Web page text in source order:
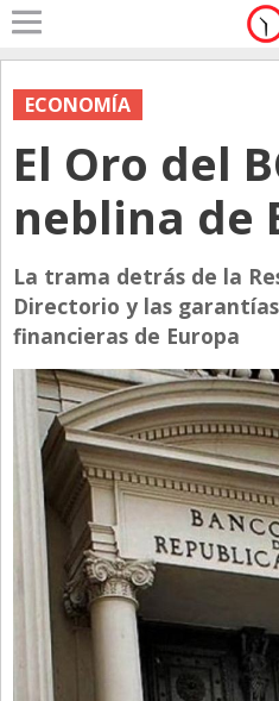
Home
A Motor
Alerta
Anticipo
Campo
Carrera & Emprendedores
Club House
Con Estilo
De Bolsillo
Diarios de Argentina
Diarios del Mundo
Directivos
Ecología y Ambiente
Economía
El Experto
ECONOMÍA
El Oro del
neblina de
La trama detrás de la
Directorio y las
financieras de Europa